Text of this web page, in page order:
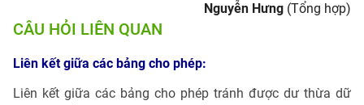
Nguyễn Hưng (Tổng hợp)
CÂU HỎI LIÊN QUAN
Liên kết giữa các bảng cho phép:
Liên kết giữa các bảng cho phép tránh được dư thừa dữ